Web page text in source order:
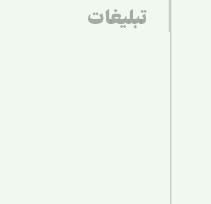
تبلیغات